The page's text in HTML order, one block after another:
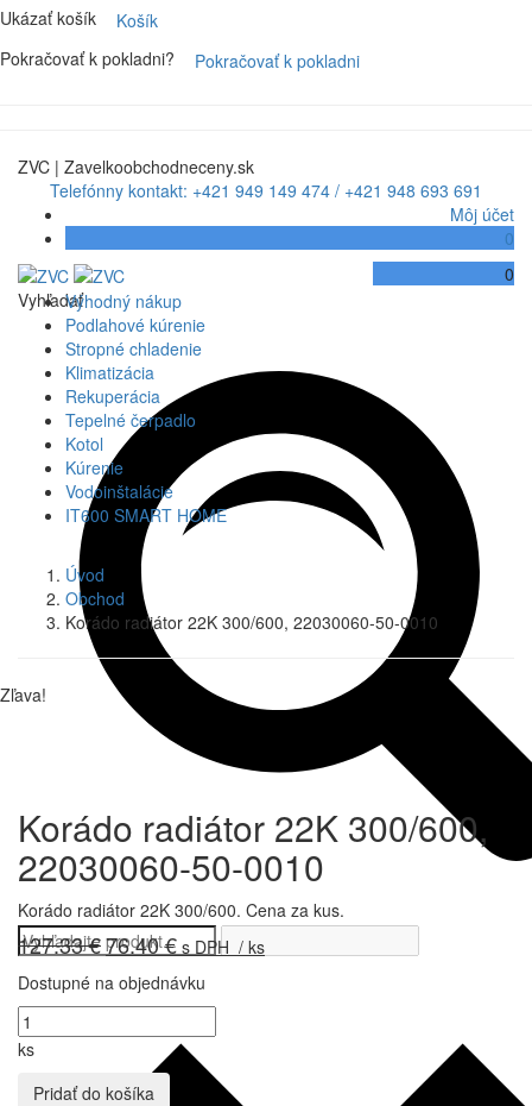
Ukázať košík
Košík
Pokračovať k pokladni?
Pokračovať k pokladni
ZVC | Zavelkoobchodneceny.sk
Telefónny kontakt: +421 949 149 474 / +421 948 693 691
Môj účet
0
0
VyhľadaťVýhodný nákup
Podlahové kúrenie
Stropné chladenie
Klimatizácia
Rekuperácia
Tepelné čerpadlo
Kotol
Kúrenie
Vodoinštalácie
IT600 SMART HOME
Úvod
Obchod
Korádo radiátor 22K 300/600, 22030060-50-0010
Zľava!
Korádo radiátor 22K 300/600,
22030060-50-0010
Korádo radiátor 22K 300/600. Cena za kus.
127.33€ Pôvodná
bola:
127.33 €.
76.40€Aktuálna
je:
76.40 €.
s DPH / ks
Dostupné na objednávku
množstvo
Korádo
radiátor
22K
ks
Pridať do košíka